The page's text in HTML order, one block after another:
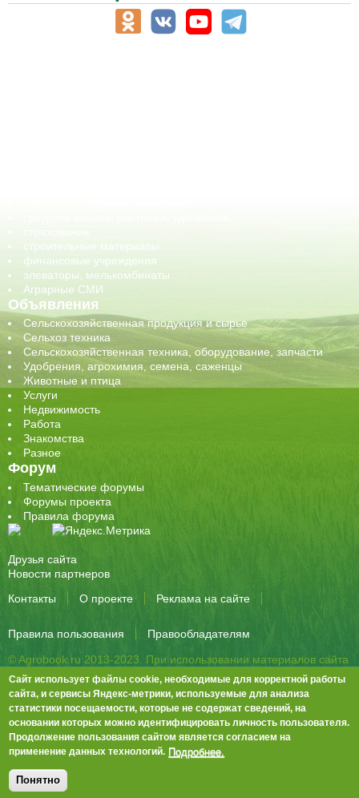
строительные материалы
финансовые учреждения
элеваторы, мелькомбинаты
Аграрные СМИ
Объявления
Сельскохозяйственная продукция и сырье
Сельхоз техника
Сельскохозяйственная техника, оборудование, запчасти
Удобрения, агрохимия, семена, саженцы
Животные и птица
Услуги
Недвижимость
Работа
Знакомства
Разное
Форум
Тематические форумы
Форумы проекта
Правила форума
Друзья сайта
Новости партнеров
Контакты
О проекте Реклама на сайте
Правила пользования
Правообладателям
© Agrobook.ru 2013-2023. При использовании материалов сайта
активная ссылка на публикацию обязательна.
344000, Ростов-на-Дону, ул. Города Волос, д.6, 8 этаж, офис 803
Тел./факс: +7 (863) 282-83-13 e-mail:info@agrobook.ru
Возрастная категория сайта: 16+. Объявления на сайте не
премодерируются.Положение о защите персональных данных
Гала Алиевна Каймакчи – редактор, тел.: (863) 282-83-13
info@agrobook.ru
Сайт использует файлы cookie, необходимые для корректной работы
сайта, и сервисы Яндекс-метрики, используемые для анализа
статистики посещаемости, которые не содержат сведений, на
основании которых можно идентифицировать личность пользователя.
Продолжение пользования сайтом является согласием на
применение данных технологий. Подробнее.
Понятно